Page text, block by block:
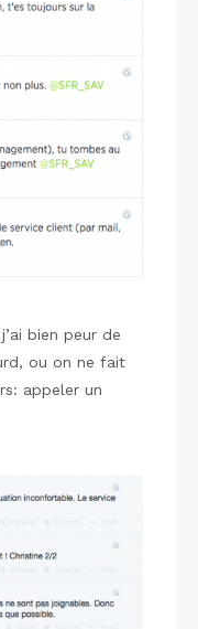
bien peur de
ou on ne fait
appeler un